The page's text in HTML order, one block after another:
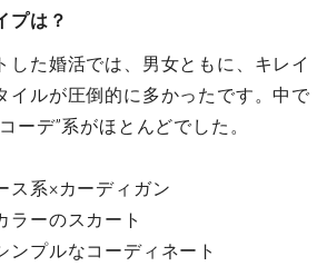
プは？
した婚活では、男女ともに、キレイ
イルが圧倒的に多かったです。中で
ーデ”系がほとんどでした。
ス系×カーディガン
ラーのスカート
ンプルなコーディネート